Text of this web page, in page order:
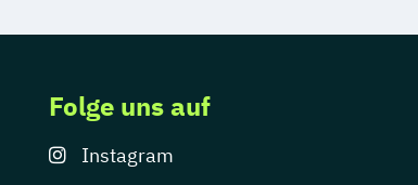
Folge uns auf
Instagram